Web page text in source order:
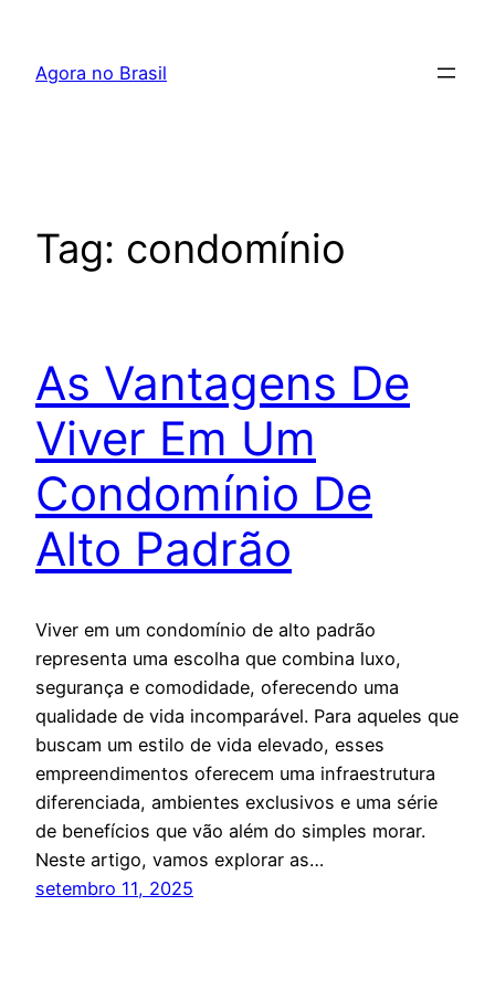
Agora no Brasil
Tag: condomínio
As Vantagens De
Viver Em Um
Condomínio De
Alto Padrão
Viver em um condomínio de alto padrão
representa uma escolha que combina luxo,
segurança e comodidade, oferecendo uma
qualidade de vida incomparável. Para aqueles que
buscam um estilo de vida elevado, esses
empreendimentos oferecem uma infraestrutura
diferenciada, ambientes exclusivos e uma série
de benefícios que vão além do simples morar.
Neste artigo, vamos explorar as…
setembro 11, 2025